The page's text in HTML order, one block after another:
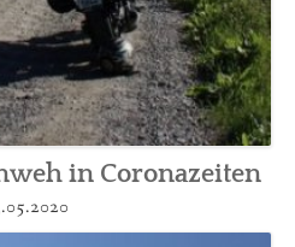
in Coronazeiten